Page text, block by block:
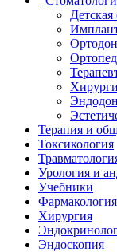
Детская
Терапия и
Токсикология
Урология и
Учебники
Фармакология
Хирургия
Эндоскопия